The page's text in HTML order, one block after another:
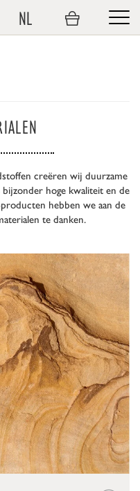
NL
creëren wij duurzame
hoge kwaliteit en de
hebben we aan de
te danken.